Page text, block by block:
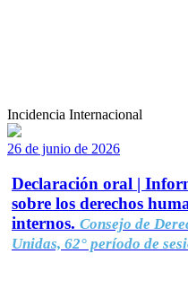
Incidencia Internacional
26 de junio de 2026
Declaración oral |
sobre los derechos
internos. Consejo de
Unidas, 62° período de